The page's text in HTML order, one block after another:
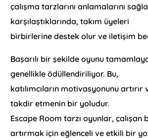
çalışma tarzlarını anlamalarını
karşılaştıklarında, takım üyeleri
birbirlerine destek olur ve iletişim
Başarılı bir şekilde oyunu
genellikle ödüllendiriliyor. Bu,
katılımcıların motivasyonunu artırır
takdir etmenin bir yoludur.
Escape Room tarzı oyunlar, çalışan
artırmak için eğlenceli ve etkili bir